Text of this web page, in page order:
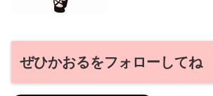
ぜひかおるをフォローしてね